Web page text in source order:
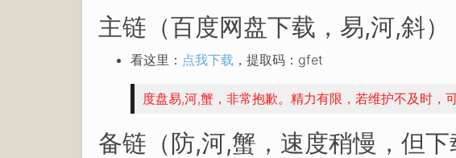
主链（百度网盘下载，易,河,斜）
看这里： 点我下载 ，提取码：gfet
度盘易,河,蟹，非常抱歉。精力有限，若维护不及时，
备链（防,河,蟹，速度稍慢，但下